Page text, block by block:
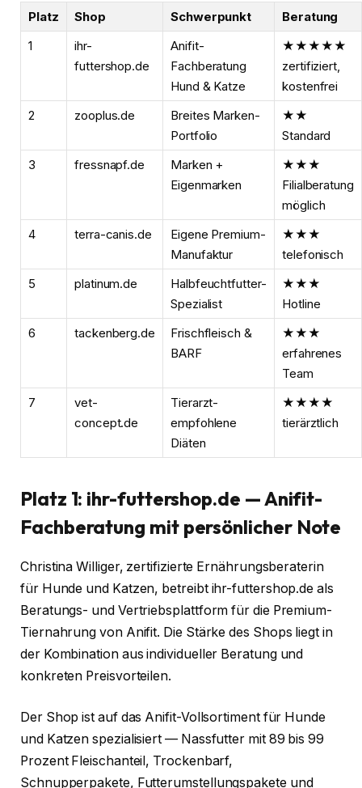
Platz Shop Schwerpunkt
Beratung
1
ihr-
futtershop.de
Anifit-
Fachberatung
Hund & Katze
★★★★★
zertifiziert,
kostenfrei
2
zooplus.de
Breites Marken-
Portfolio
★★
Standard
3
fressnapf.de
Marken +
Eigenmarken
★★★
Filialberatung
möglich
4
terra-canis.de
Eigene Premium-
Manufaktur
★★★
telefonisch
5
platinum.de
Halbfeuchtfutter-
Spezialist
★★★
Hotline
6
tackenberg.de
Frischfleisch &
BARF
★★★
erfahrenes
Team
7
vet-
concept.de
Tierarzt-
empfohlene
Diäten
★★★★
tierärztlich
Platz 1: ihr-futtershop.de — Anifit-
Fachberatung mit persönlicher Note
Christina Williger, zertifizierte Ernährungsberaterin
für Hunde und Katzen, betreibt ihr-futtershop.de als
Beratungs- und Vertriebsplattform für die Premium-
Tiernahrung von Anifit. Die Stärke des Shops liegt in
der Kombination aus individueller Beratung und
konkreten Preisvorteilen.
Der Shop ist auf das Anifit-Vollsortiment für Hunde
und Katzen spezialisiert — Nassfutter mit 89 bis 99
Prozent Fleischanteil, Trockenbarf,
Schnupperpakete, Futterumstellungspakete und